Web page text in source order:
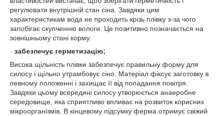
регулювати внутрішній стан сіна. Завдяки цим
характеристикам вода не проходить крізь плівку з-за чого
запобігає скупченню вологи. Це позитивно позначається на
зовнішньому стані корму.
· забезпечує герметизацію;
Висока щільність плівки забезпечує правильну форму для
силосу і щільно утрамбовує сіно. Матеріал фіксує заготовку в
певному положенні і захищає її від попадання повітря.
Завдяки цьому всередині силосу утворюється анаеробне
середовище, яка сприятливо впливає на розвиток корисних
мікроорганізмів. В кінцевому підсумку ферма отримує свіжий